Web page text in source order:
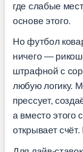
где слабые
основе этого.
Но футбол
ничего —
штрафной с
любую логику.
прессует,
а вместо этого
открывает